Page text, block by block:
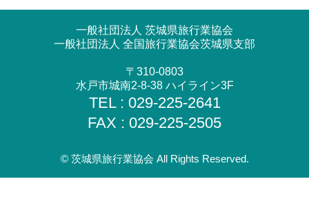
一般社団法人 茨城県旅行業協会
一般社団法人 全国旅行業協会茨城県支部
〒310-0803
水戸市城南2-8-38 ハイライン3F
TEL : 029-225-2641
FAX : 029-225-2505
© 茨城県旅行業協会 All Rights Reserved.